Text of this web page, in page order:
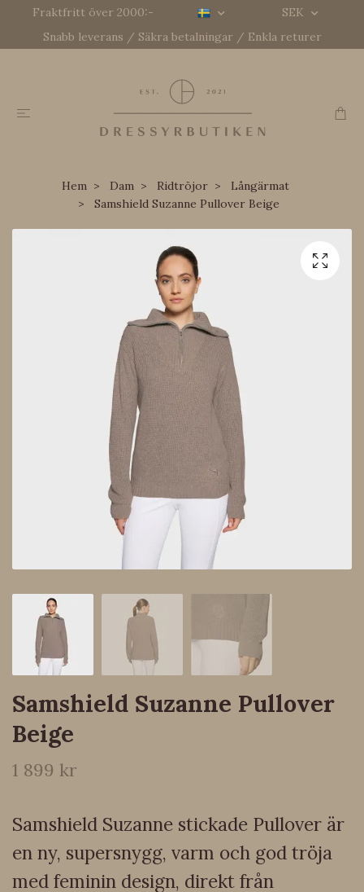
Fraktfritt över 2000:-
SEK
Snabb leverans / Säkra betalningar / Enkla returer
Hem Dam Ridtröjor
Långärmat
Samshield Suzanne Pullover Beige
Samshield Suzanne Pullover
Beige
1 899 kr
Samshield Suzanne stickade Pullover är
en ny, supersnygg, varm och god tröja
med feminin design, direkt från